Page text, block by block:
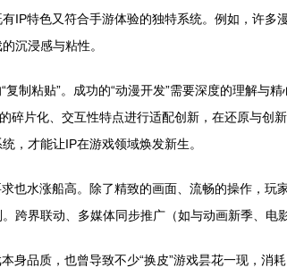
IP特色又符合手游体验的独特系统。例如，许
沉浸感与粘性。
制粘贴”。成功的“动漫开发”需要深度的理解与
碎片化、交互性特点进行适配创新，在还原与
，才能让IP在游戏领域焕发新生。
也水涨船高。除了精致的画面、流畅的操作，
跨界联动、多媒体同步推广（如与动画新季、
身品质，也曾导致不少“换皮”游戏昙花一现，